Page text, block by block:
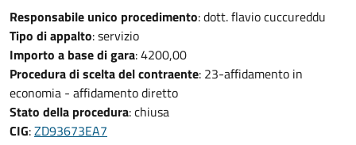
Responsabile unico procedimento: dott. flavio cuccureddu
Tipo di appalto: servizio
Importo a base di gara: 4200,00
Procedura di scelta del contraente: 23-affidamento in
economia - affidamento diretto
Stato della procedura: chiusa
CIG:ZD93673EA7